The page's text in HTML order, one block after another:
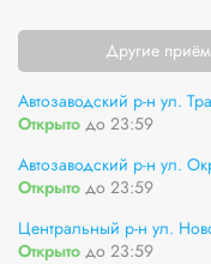
Другие
Автозаводский р-н ул.
Открыто до 23:59
Автозаводский р-н ул.
Открыто до 23:59
Центральный р-н ул.
Открыто до 23:59